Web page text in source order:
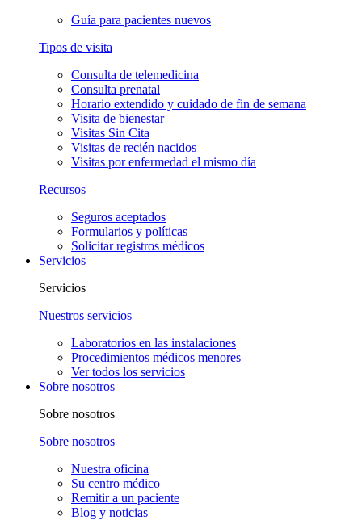
Guía para pacientes nuevos
Tipos de visita
Consulta de telemedicina
Consulta prenatal
Horario extendido y cuidado de fin de semana
Visita de bienestar
Visitas Sin Cita
Visitas de recién nacidos
Visitas por enfermedad el mismo día
Recursos
Seguros aceptados
Formularios y políticas
Solicitar registros médicos
Servicios
Servicios
Nuestros servicios
Laboratorios en las instalaciones
Procedimientos médicos menores
Ver todos los servicios
Sobre nosotros
Sobre nosotros
Sobre nosotros
Nuestra oficina
Su centro médico
Remitir a un paciente
Blog y noticias